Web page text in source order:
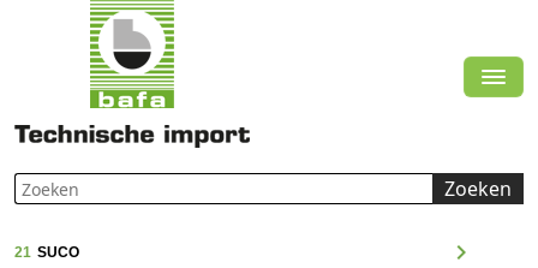
Zoeken
21 SUCO chevron_right